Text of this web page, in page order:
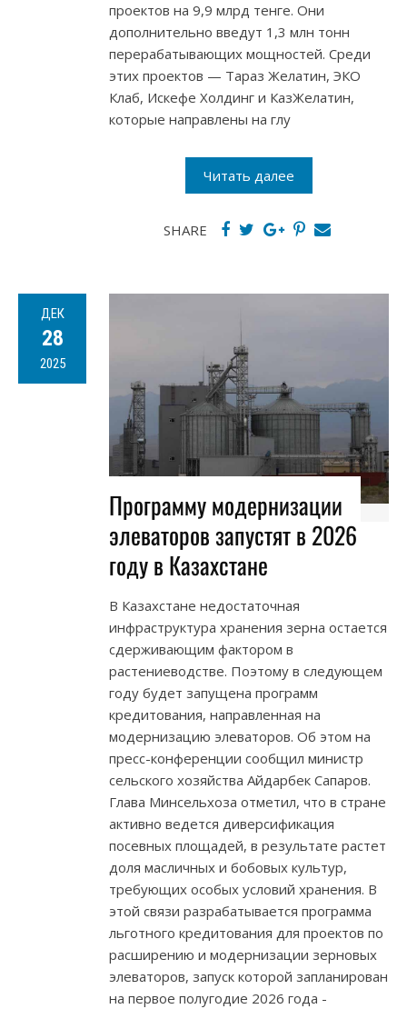
проектов на 9,9 млрд тенге. Они
дополнительно введут 1,3 млн тонн
перерабатывающих мощностей. Среди
этих проектов — Тараз Желатин, ЭКО
Клаб, Искефе Холдинг и КазЖелатин,
которые направлены на глу
Читать далее
SHARE
ДЕК
28
2025
Программу модернизации
элеваторов запустят в 2026
году в Казахстане
В Казахстане недостаточная
инфраструктура хранения зерна остается
сдерживающим фактором в
растениеводстве. Поэтому в следующем
году будет запущена программ
кредитования, направленная на
модернизацию элеваторов. Об этом на
пресс-конференции сообщил министр
сельского хозяйства Айдарбек Сапаров.
Глава Минсельхоза отметил, что в стране
активно ведется диверсификация
посевных площадей, в результате растет
доля масличных и бобовых культур,
требующих особых условий хранения. В
этой связи разрабатывается программа
льготного кредитования для проектов по
расширению и модернизации зерновых
элеваторов, запуск которой запланирован
на первое полугодие 2026 года -